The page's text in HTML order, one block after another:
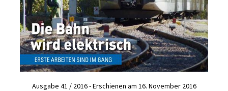
Ausgabe 41 / 2016 - Erschienen am 16. November 2016